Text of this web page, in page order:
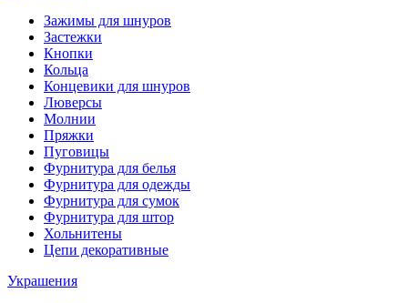
Зажимы для шнуров
Застежки
Кнопки
Кольца
Концевики для шнуров
Люверсы
Молнии
Пряжки
Пуговицы
Фурнитура для белья
Фурнитура для одежды
Фурнитура для сумок
Фурнитура для штор
Хольнитены
Цепи декоративные
Украшения